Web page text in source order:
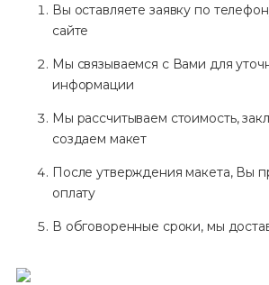
Вы оставляете заявку по
сайте
Мы связываемся с Вами для
информации
Мы рассчитываем стоимость,
создаем макет
После утверждения макета, Вы
оплату
В обговоренные сроки, мы